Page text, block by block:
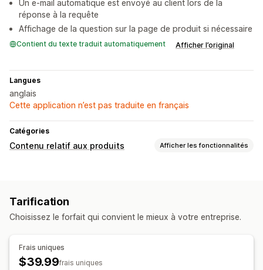
Un e-mail automatique est envoyé au client lors de la
réponse à la requête
Affichage de la question sur la page de produit si nécessaire
Contient du texte traduit automatiquement Afficher l’original
Langues
anglais
Cette application n’est pas traduite en français
Catégories
Contenu relatif aux produits Afficher les fonctionnalités
SEO
Optimisation automatique
Tarification
Choisissez le forfait qui convient le mieux à votre entreprise.
Frais uniques
$39.99frais uniques